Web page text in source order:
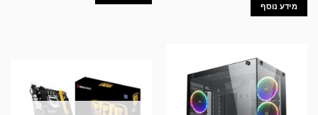
מידע נוסף